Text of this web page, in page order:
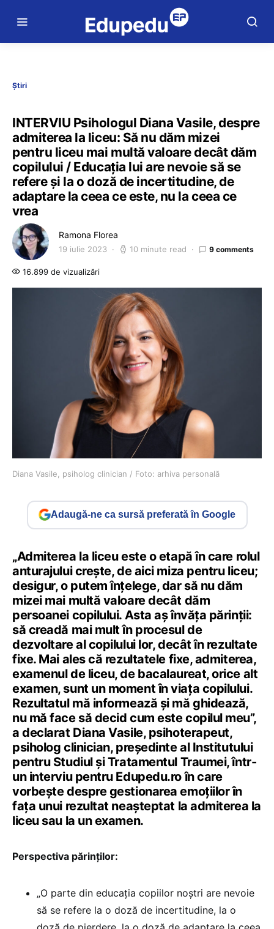
Știri
INTERVIU Psihologul Diana Vasile, despre
admiterea la liceu: Să nu dăm mizei
pentru liceu mai multă valoare decât dăm
copilului / Educația lui are nevoie să se
refere și la o doză de incertitudine, de
adaptare la ceea ce este, nu la ceea ce
vrea
Ramona Florea
19 iulie 2023 10 minute read 9 comments
16.899 de vizualizări
Diana Vasile, psiholog clinician / Foto: arhiva personală
Adaugă-ne ca sursă preferată în Google
„Admiterea la liceu este o etapă în care rolul
anturajului crește, de aici miza pentru liceu;
desigur, o putem înțelege, dar să nu dăm
mizei mai multă valoare decât dăm
persoanei copilului. Asta aș învăța părinții:
să creadă mai mult în procesul de
dezvoltare al copilului lor, decât în rezultate
fixe. Mai ales că rezultatele fixe, admiterea,
examenul de liceu, de bacalaureat, orice alt
examen, sunt un moment în viața copilului.
Rezultatul mă informează și mă ghidează,
nu mă face să decid cum este copilul meu”,
a declarat Diana Vasile, psihoterapeut,
psiholog clinician, președinte al Institutului
pentru Studiul și Tratamentul Traumei, într-
un interviu pentru Edupedu.ro în care
vorbește despre gestionarea emoțiilor în
fața unui rezultat neașteptat la admiterea la
liceu sau la un examen.
Perspectiva părinților:
„O parte din educația copiilor noștri are nevoie
să se refere la o doză de incertitudine, la o